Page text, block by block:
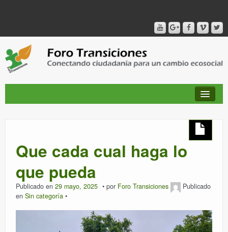
PUBLICACIONES + TIEMPO DE TRANSICIONES
RED AMIG@S DEL FORO
CANAL DE VIDEO
Que cada cual haga lo
que pueda
Publicado en 29 mayo, 2025 por Foro Transiciones
Publicado
en Sin categoría